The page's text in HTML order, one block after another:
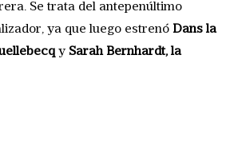
Se trata del antepenúltimo
ya que luego estrenó Dans la
y Sarah Bernhardt, la